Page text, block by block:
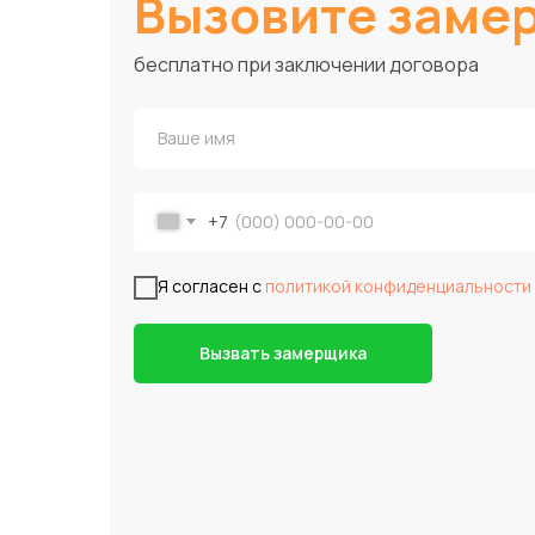
+7
Я согласен с политикой конфиденциальности
Вызвать замерщика
бесплатно при заключении договора